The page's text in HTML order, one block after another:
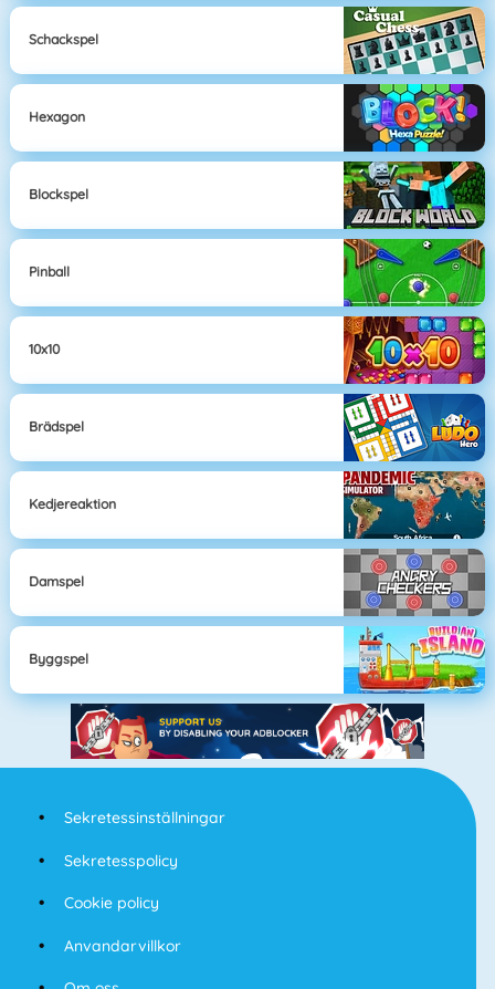
Schackspel
Hexagon
Blockspel
Pinball
10x10
Brädspel
Kedjereaktion
Damspel
Byggspel
Sekretessinställningar
Sekretesspolicy
Cookie policy
Anvandarvillkor